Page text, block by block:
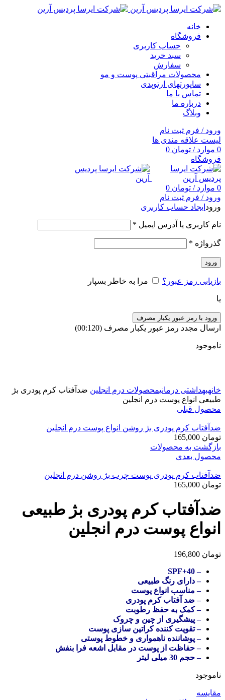
خانه
فروشگاه
حساب کاربری
سبد خرید
سفارش
محصولات مراقبتی پوست و مو
ساپورتهای ارتوپدی
تماس با ما
درباره ما
وبلاگ
ورود / فرم ثبت نام
لیست علاقه مندی ها
0 موارد / تومان
فروشگاه
0 موارد / تومان
ورود / فرم ثبت نام
ورود ایجاد حساب کاربری
نام کاربری یا آدرس ایمیل *
گذرواژه *
ورود
بازیابی رمز عبور؟ مرا به خاطر بسپار
یا
ورود با رمز عبور یکبار مصرف
ارسال مجدد رمز عبور یکبار مصرف (00:
120
)
ناموجود
خانهبهداشتی درمانیمحصولات درم انجلین ضدآفتاب کرم پودری بژ
طبیعی انواع پوست درم انجلین
محصول قبلی
ضدآفتاب کرم پودری بژ روشن انواع پوست درم انجلین
تومان
بازگشت به محصولات
محصول بعدی
ضدآفتاب کرم پودری پوست چرب بژ روشن درم انجلین
تومان
ضدآفتاب کرم پودری بژ طبیعی
انواع پوست درم انجلین
تومان
– SPF+40
– دارای رنگ طبیعی
– مناسب انواع پوست
– ضد آفتاب کرم پودری
– کمک به حفظ رطوبت
– پیشگیری از چین و چروک
– تقویت کننده کراتین سازی پوست
– پوشاننده ناهمواری و خطوط پوستی
– حفاظت از پوست در مقابل اشعه فرا بنفش
– حجم 30 میلی لیتر
ناموجود
مقایسه